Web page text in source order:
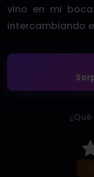
vino en mi
intercambiando